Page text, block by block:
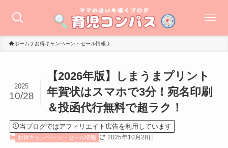
ホーム お得キャンペーン・セール情報
【2026年版】しまうまプリント
年賀状はスマホで3分！宛名印刷
＆投函代行無料で超ラク！
2025
10/28
当ブログではアフィリエイト広告を利用しています
お得キャンペーン・セール情報 2025年10月28日